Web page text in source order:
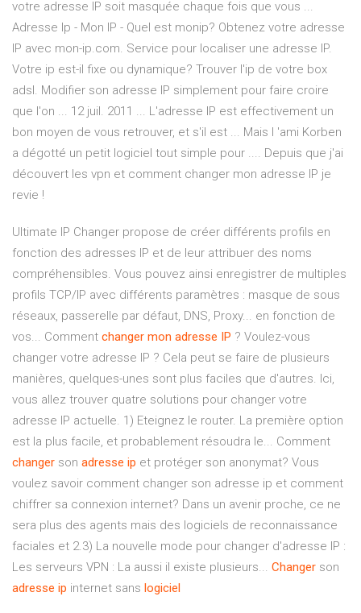
votre adresse IP soit masquée chaque fois que vous ...
Adresse Ip - Mon IP - Quel est monip? Obtenez votre adresse
IP avec mon-ip.com. Service pour localiser une adresse IP.
Votre ip est-il fixe ou dynamique? Trouver l'ip de votre box
adsl. Modifier son adresse IP simplement pour faire croire
que l'on ... 12 juil. 2011 ... L'adresse IP est effectivement un
bon moyen de vous retrouver, et s'il est ... Mais l 'ami Korben
a dégotté un petit logiciel tout simple pour .... Depuis que j'ai
découvert les vpn et comment changer mon adresse IP je
revie !
Ultimate IP Changer propose de créer différents profils en
fonction des adresses IP et de leur attribuer des noms
compréhensibles. Vous pouvez ainsi enregistrer de multiples
profils TCP/IP avec différents paramètres : masque de sous
réseaux, passerelle par défaut, DNS, Proxy... en fonction de
vos... Comment changer mon adresse IP ? Voulez-vous
changer votre adresse IP ? Cela peut se faire de plusieurs
manières, quelques-unes sont plus faciles que d'autres. Ici,
vous allez trouver quatre solutions pour changer votre
adresse IP actuelle. 1) Eteignez le router. La première option
est la plus facile, et probablement résoudra le... Comment
changer son adresse ip et protéger son anonymat? Vous
voulez savoir comment changer son adresse ip et comment
chiffrer sa connexion internet? Dans un avenir proche, ce ne
sera plus des agents mais des logiciels de reconnaissance
faciales et 2.3) La nouvelle mode pour changer d'adresse IP :
Les serveurs VPN : La aussi il existe plusieurs... Changer son
adresse ip internet sans logiciel